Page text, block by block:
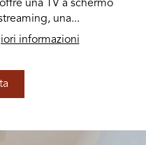
una TV a schermo
una...
informazioni